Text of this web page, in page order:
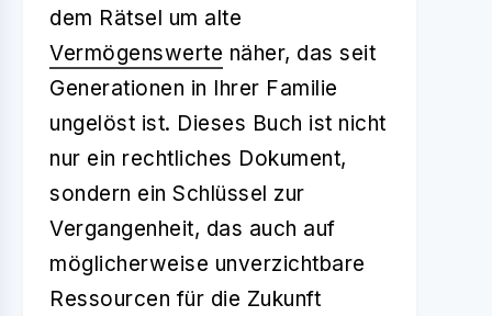
dem Rätsel um alte
Vermögenswerte näher, das seit
Generationen in Ihrer Familie
ungelöst ist. Dieses Buch ist nicht
nur ein rechtliches Dokument,
sondern ein Schlüssel zur
Vergangenheit, das auch auf
möglicherweise unverzichtbare
Ressourcen für die Zukunft